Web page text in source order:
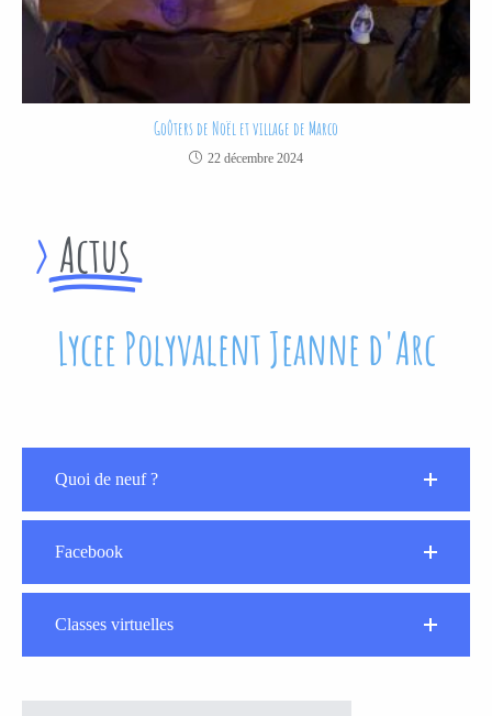
Goûters de Noël et village de Marco
22 décembre 2024
> Actus
Lycee Polyvalent Jeanne d'Arc
Quoi de neuf ?
Facebook
Classes virtuelles